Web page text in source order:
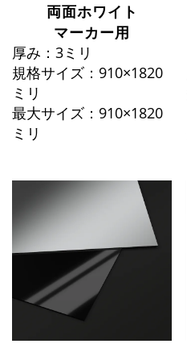
両面ホワイト
マーカー用
厚み：3ミリ
規格サイズ：910×1820
ミリ
最大サイズ：910×1820
ミリ